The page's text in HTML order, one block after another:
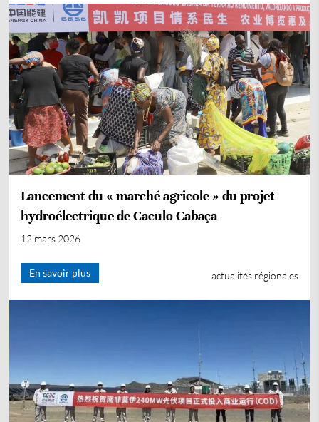
Lancement du « marché agricole » du projet
hydroélectrique de Caculo Cabaça
12 mars 2026
En savoir plus actualités régionales